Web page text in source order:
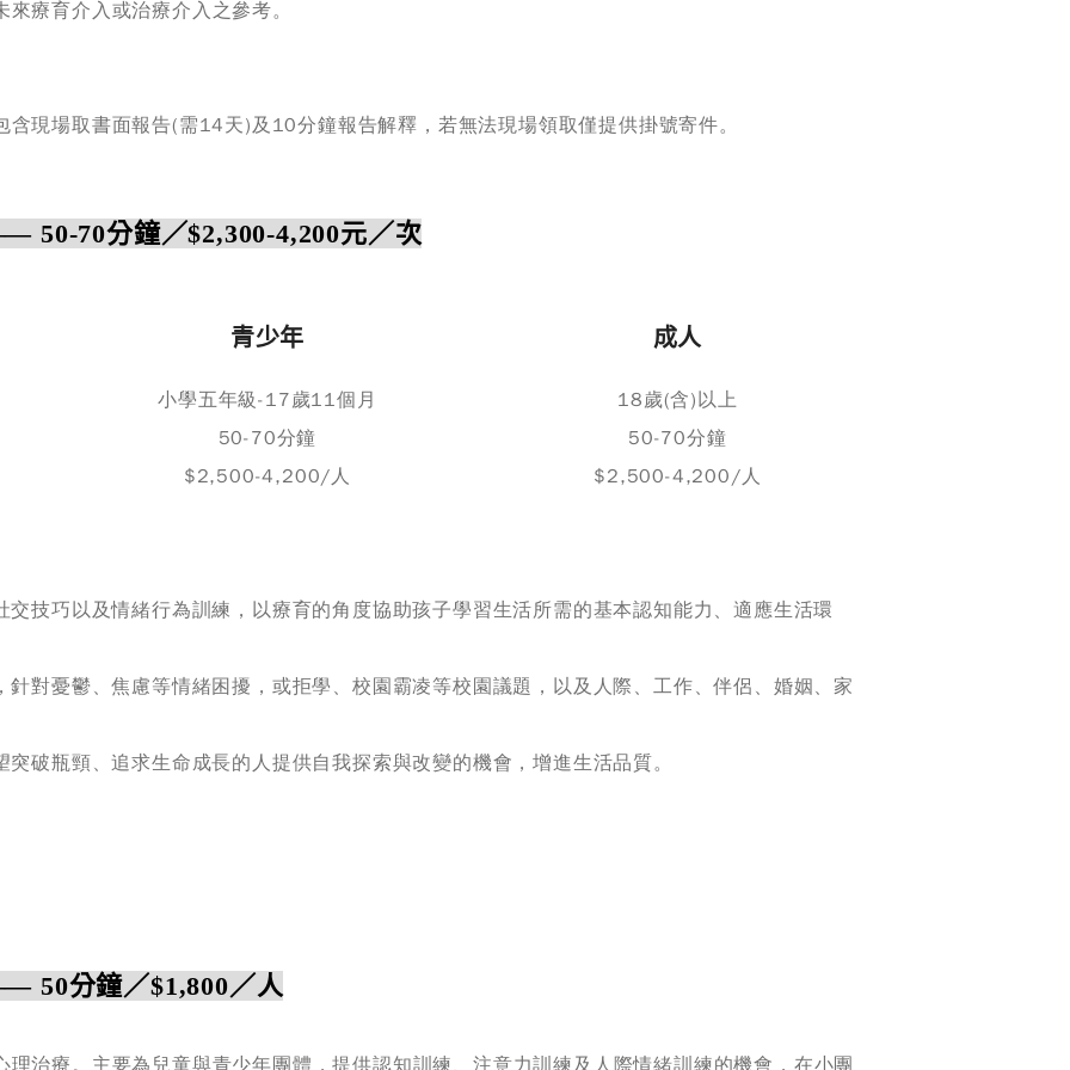
療育介入或治療介入之參考。
現場取書面報告(需14天)及10分鐘報告解釋，若無法現場領取僅提供掛號寄件。
50-70分鐘／$2,300-4,200元／次
青少年
小學五年級-17歲11個月
50-70分鐘
$2,500-4,200/人
成人
18歲(含)以上
50-70分鐘
$2,500-4,200/人
技巧以及情緒行為訓練，以療育的角度協助孩子學習生活所需的基本認知能力、適應生活環
對憂鬱、焦慮等情緒困擾，或拒學、校園霸凌等校園議題，以及人際、工作、伴侶、婚姻、家
破瓶頸、追求生命成長的人提供自我探索與改變的機會，增進生活品質。
50分鐘／$1,800／人
治療。主要為兒童與青少年團體，提供認知訓練、注意力訓練及人際情緒訓練的機會，在小團